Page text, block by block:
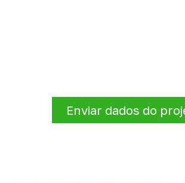
Enviar dados do